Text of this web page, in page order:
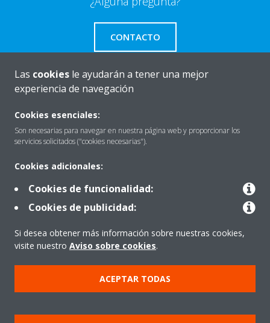
CONTACTO
Quiénes somos
Contactar con Daikin
Nuestros Productos
Copyright © Daikin
Aviso Legal
Cookies Política de Protección de Datos
Las cookies le ayudarán a tener una mejor
experiencia de navegación
Cookies esenciales:
Son necesarias para navegar en nuestra página web y proporcionar los
servicios solicitados ("cookies necesarias").
Cookies adicionales:
Cookies de funcionalidad:
Cookies de publicidad:
Si desea obtener más información sobre nuestras cookies,
visite nuestro Aviso sobre cookies.
ACEPTAR TODAS